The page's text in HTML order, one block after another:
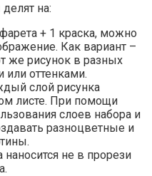
на:
+ 1 краска, можно
Как вариант –
же рисунок в разных
оттенками.
слой рисунка
листе. При помощи
слоев набора и
разноцветные и
не в прорези